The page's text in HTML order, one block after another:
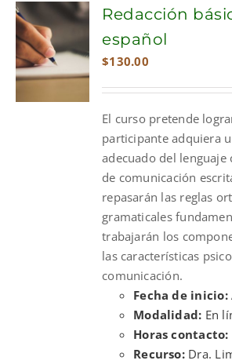
ADD TO
CART
Redacción
español
$130.00
El curso pretende
participante adquiera
adecuado del
de comunicación
repasarán las reglas
gramaticales
trabajarán los
las características
comunicación.
Fecha de inicio:
Modalidad: En
Horas contacto:
Recurso:Dra.